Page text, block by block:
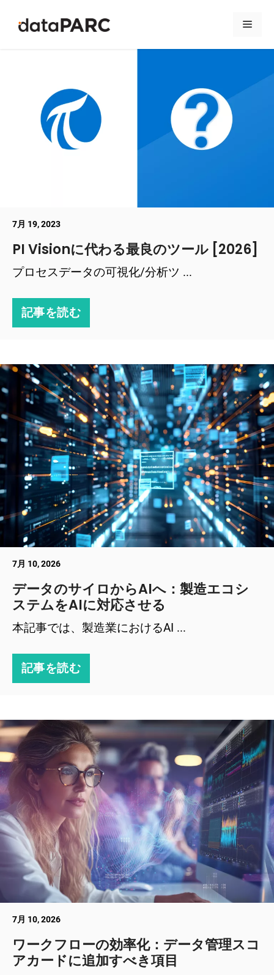
メニ
7月 19, 2023
PI Visionに代わる最良のツール [2026]
プロセスデータの可視化/分析ツ ...
記事を読む
7月 10, 2026
データのサイロからAIへ：製造エコシ
ステムをAIに対応させる
本記事では、製造業におけるAI ...
記事を読む
7月 10, 2026
ワークフローの効率化：データ管理スコ
アカードに追加すべき項目